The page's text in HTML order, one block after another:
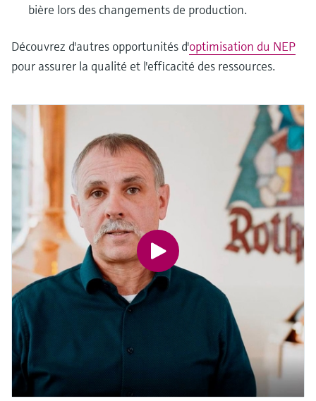
bière lors des changements de production.
Découvrez d'autres opportunités d'optimisation du NEP
pour assurer la qualité et l'efficacité des ressources.